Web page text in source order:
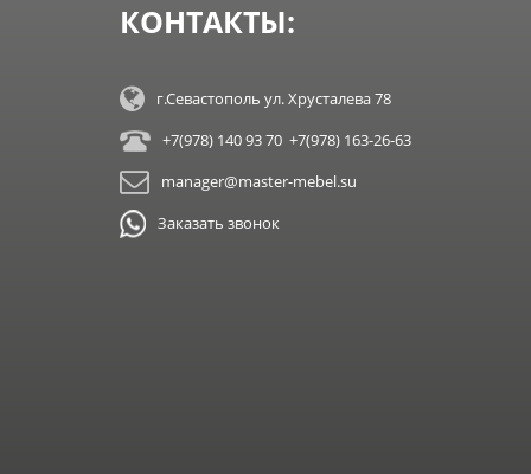
КОНТАКТЫ:
г.Севастополь ул. Хрусталева 78
+7(978) 140 93 70 +7(978) 163-26-63
manager@master-mebel.su
Заказать звонок